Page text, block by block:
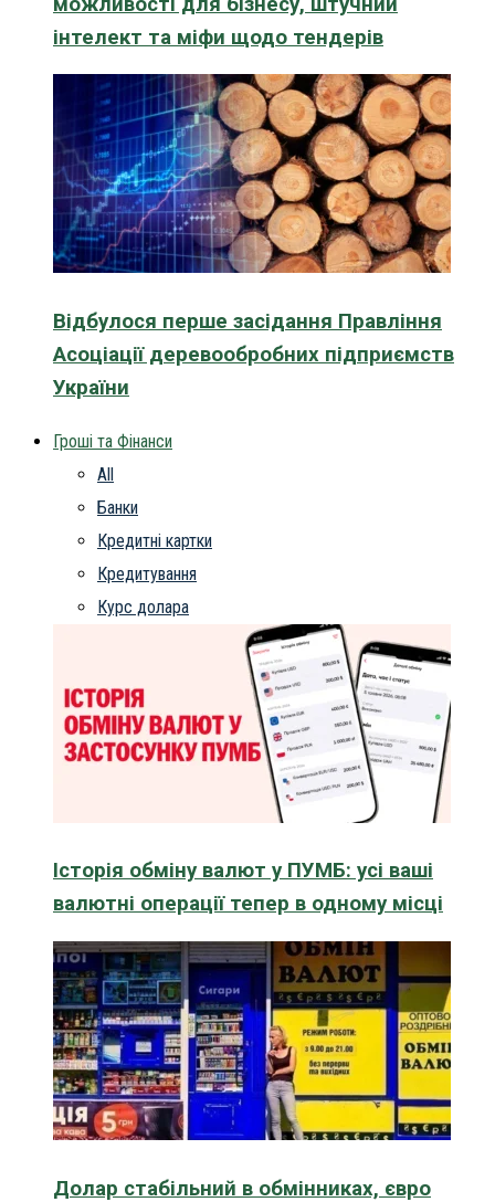
інтелект та міфи щодо тендерів
Відбулося перше засідання Правління
Асоціації деревообробних підприємств
України
Гроші та Фінанси
All
Банки
Кредитні картки
Кредитування
Курс долара
Історія обміну валют у ПУМБ: усі ваші
валютні операції тепер в одному місці
Долар стабільний в обмінниках, євро